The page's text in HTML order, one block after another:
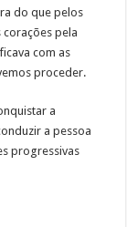
do que pelos
corações pela
com as
proceder.
a
a pessoa
progressivas